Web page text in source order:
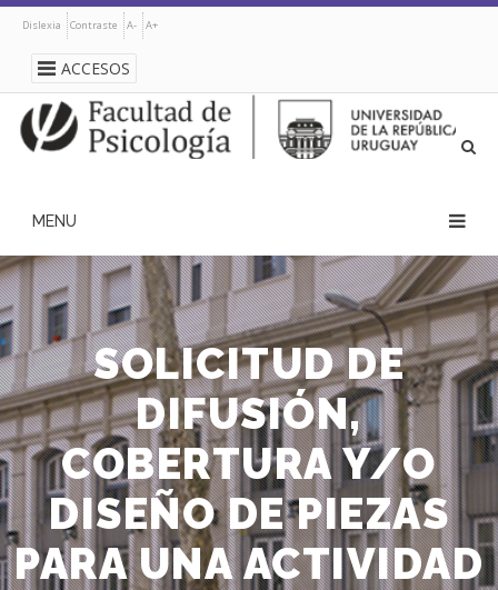
Pasar
principal
Dislexia Contraste A- A+
ACCESOS
navegación
principal
SOLICITUD DE
DIFUSIÓN,
COBERTURA Y/O
DISEÑO DE PIEZAS
PARA UNA ACTIVIDAD